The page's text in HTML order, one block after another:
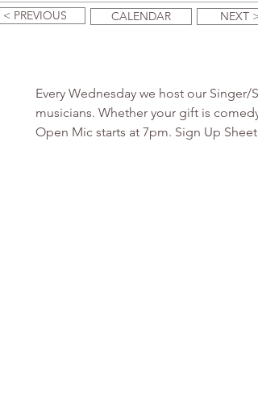
< PREVIOUS CALENDAR NEXT
Every Wednesday we host our
musicians. Whether your gift is
Open Mic starts at 7pm. Sign Up